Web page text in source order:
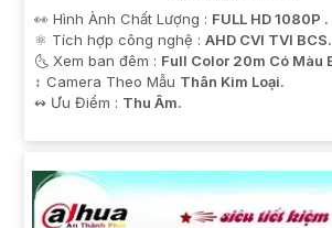
👀 Hình Ành Chất Lượng : FULL HD 1080P .
⚛️ Tích hợp công nghệ : AHD CVI TVI BCS.
🌜 Xem ban đêm : Full Color 20m Có Màu
↕️ Camera Theo Mẫu Thân Kim Loại.
️↭ Ưu Điểm : Thu Âm.